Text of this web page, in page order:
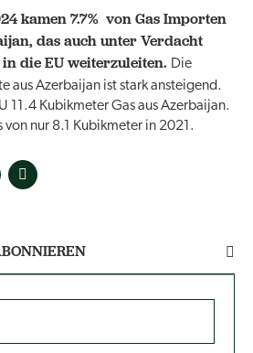
kamen 7.7% von Gas Importen
das auch unter Verdacht
in die EU weiterzuleiten. Die
aus Azerbaijan ist stark ansteigend.
11.4 Kubikmeter Gas aus Azerbaijan.
nur 8.1 Kubikmeter in 2021.